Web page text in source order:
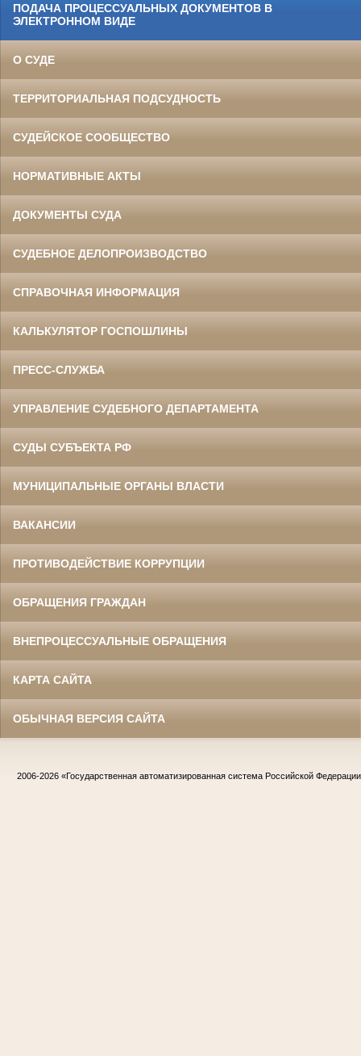
ПОДАЧА ПРОЦЕССУАЛЬНЫХ ДОКУМЕНТОВ В
ЭЛЕКТРОННОМ ВИДЕ
О СУДЕ
ТЕРРИТОРИАЛЬНАЯ ПОДСУДНОСТЬ
СУДЕЙСКОЕ СООБЩЕСТВО
НОРМАТИВНЫЕ АКТЫ
ДОКУМЕНТЫ СУДА
СУДЕБНОЕ ДЕЛОПРОИЗВОДСТВО
СПРАВОЧНАЯ ИНФОРМАЦИЯ
КАЛЬКУЛЯТОР ГОСПОШЛИНЫ
ПРЕСС-СЛУЖБА
УПРАВЛЕНИЕ СУДЕБНОГО ДЕПАРТАМЕНТА
СУДЫ СУБЪЕКТА РФ
МУНИЦИПАЛЬНЫЕ ОРГАНЫ ВЛАСТИ
ВАКАНСИИ
ПРОТИВОДЕЙСТВИЕ КОРРУПЦИИ
ОБРАЩЕНИЯ ГРАЖДАН
ВНЕПРОЦЕССУАЛЬНЫЕ ОБРАЩЕНИЯ
КАРТА САЙТА
ОБЫЧНАЯ ВЕРСИЯ САЙТА
2006-2026 «Государственная автоматизированная система Российской